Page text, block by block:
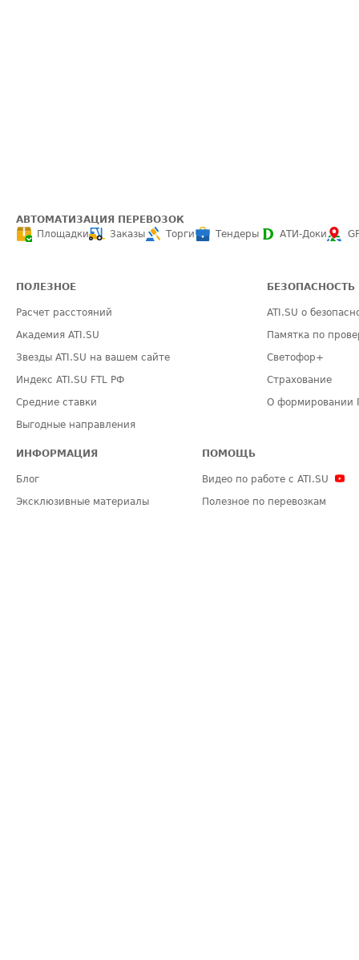
АВТОМАТИЗАЦИЯ ПЕРЕВОЗОК
Площадки
Заказы Торги Тендеры АТИ-Доки
ПОЛЕЗНОЕ
Расчет расстояний
Академия ATI.SU
Звезды ATI.SU на вашем сайте
Индекс ATI.SU FTL РФ
Средние ставки
Выгодные направления
БЕЗОПАСНОСТЬ
ATI.SU о
Памятка по
Светофор+
Страхование
О формировании
ИНФОРМАЦИЯ
Блог
Эксклюзивные материалы
ПОМОЩЬ
Видео по работе с ATI.SU
Полезное по перевозкам